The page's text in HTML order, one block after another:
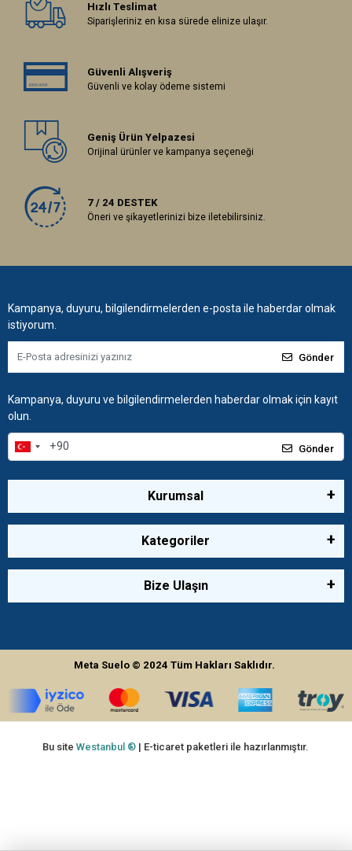
Hızlı Teslimat
Siparişleriniz en kısa sürede elinize ulaşır.
Güvenli Alışveriş
Güvenli ve kolay ödeme sistemi
Geniş Ürün Yelpazesi
Orijinal ürünler ve kampanya seçeneği
7 / 24 DESTEK
Öneri ve şikayetlerinizi bize iletebilirsiniz.
Kampanya, duyuru, bilgilendirmelerden e-posta ile haberdar olmak
istiyorum.
Gönder
Kampanya, duyuru ve bilgilendirmelerden haberdar olmak için kayıt
olun.
Gönder
Kurumsal
Kategoriler
Bize Ulaşın
Meta Suelo © 2024Tüm Hakları Saklıdır.
Bu siteWestanbul ® | E-ticaret paketleri ile hazırlanmıştır.